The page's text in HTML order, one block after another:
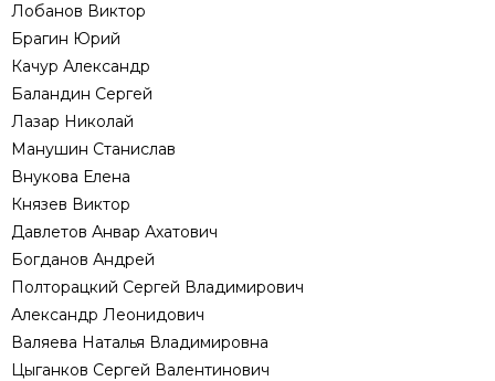
Лобанов Виктор
Брагин Юрий
Качур Александр
Баландин Сергей
Лазар Николай
Манушин Станислав
Внукова Елена
Князев Виктор
Давлетов Анвар Ахатович
Богданов Андрей
Полторацкий Сергей Владимирович
Александр Леонидович
Валяева Наталья Владимировна
Цыганков Сергей Валентинович